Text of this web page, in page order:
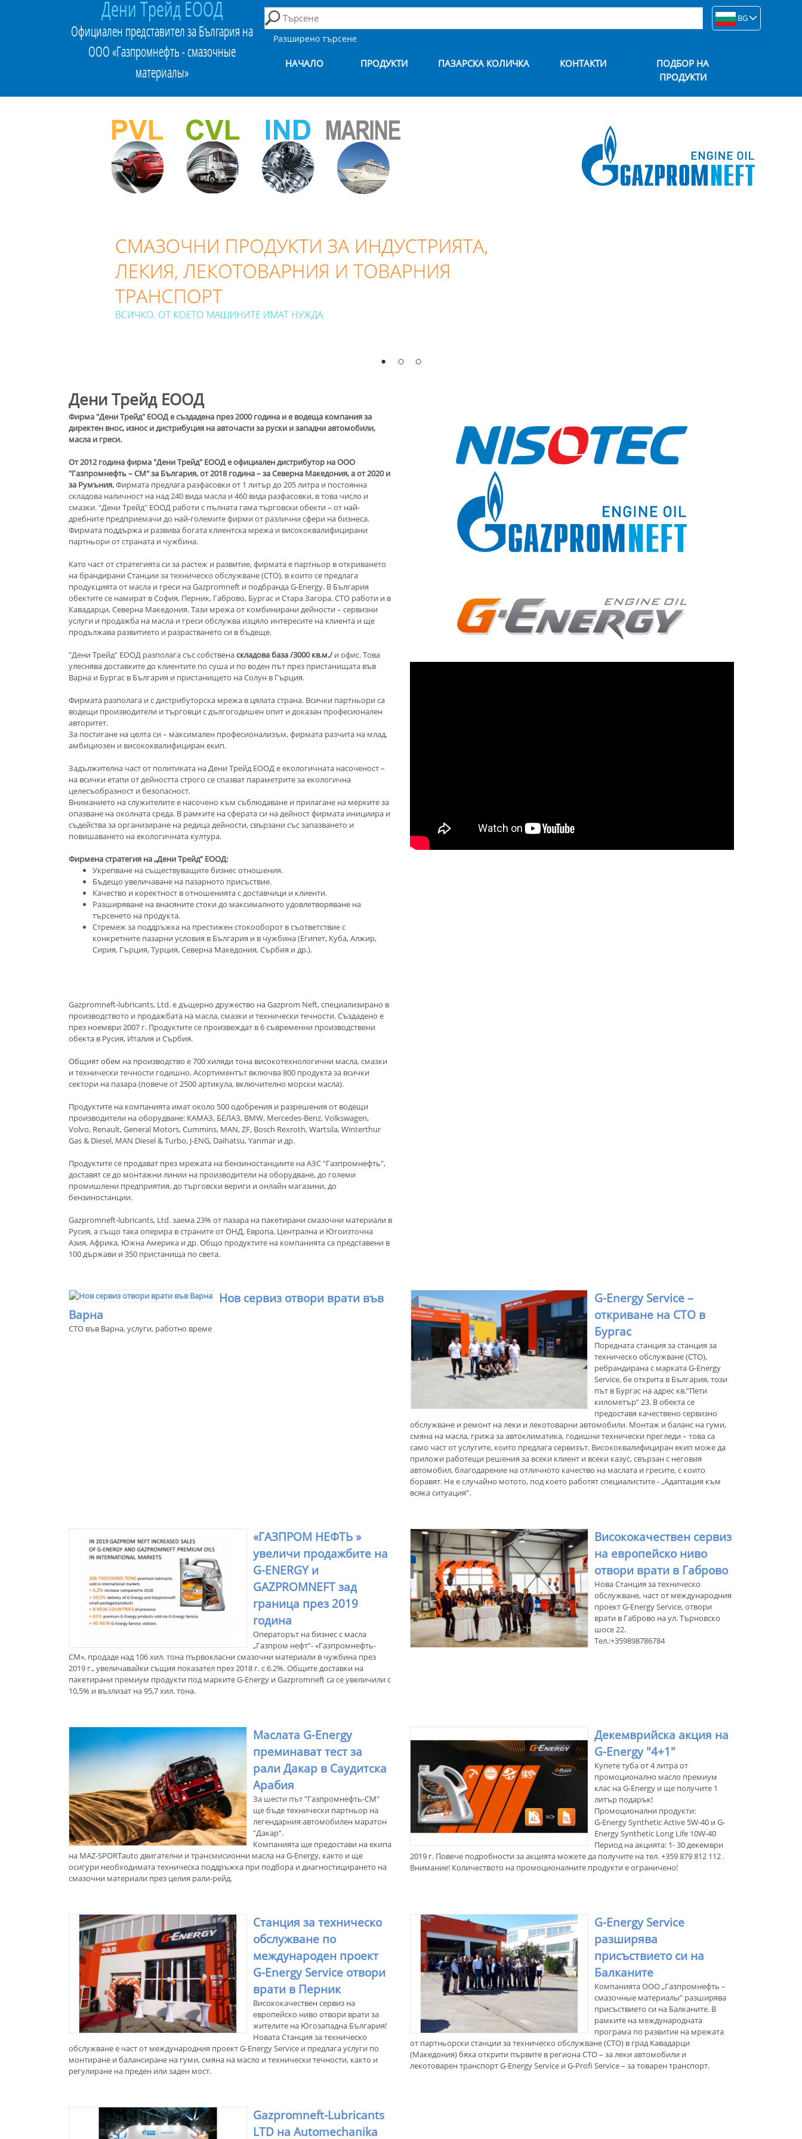
Дени Трейд ЕООД
Официален представител за България на
ООО «Газпромнефть - смазочные
материалы»
BG
Разширено търсене
НАЧАЛО ПРОДУКТИ ПАЗАРСКА КОЛИЧКА КОНТАКТИ
ПОДБОР НА
ПРОДУКТИ
СМАЗОЧНИ ПРОДУКТИ ЗА ИНДУСТРИЯТА,
ЛЕКИЯ, ЛЕКОТОВАРНИЯ И ТОВАРНИЯ
ТРАНСПОРТ
ВСИЧКО, ОТ КОЕТО МАШИНИТЕ ИМАТ НУЖДА
Премиум продукти, подходящи за
екстремните натоварвания
Дени Трейд ЕООД
Фирма "Дени Трейд" ЕООД е създадена през 2000 година и е водеща компания за
директен внос, износ и дистрибуция на авточасти за руски и западни автомобили,
масла и греси.
От 2012 година фирма "Дени Трейд" ЕООД е официален дистрибутор на ООО
"Газпромнефть – СМ" за България, от 2018 година – за Северна Македония, а от 2020 и
за Румъния.Фирмата предлага разфасовки от 1 литър до 205 литра и постоянна
складова наличност на над 240 вида масла и 460 вида разфасовки, в това число и
смазки. "Дени Трейд" ЕООД работи с пълната гама търговски обекти – от най-
дребните предприемачи до най-големите фирми от различни сфери на бизнеса.
Фирмата поддържа и развива богата клиентска мрежа и висококвалифицирани
партньори от страната и чужбина.
Като част от стратегията си за растеж и развитие, фирмата е партньор в откриването
на брандирани Станции за техническо обслужване (СТО), в които се предлага
продукцията от масла и греси на Gazpromneft и подбранда G-Energy. В България
обектите се намират в София, Перник, Габрово, Бургас и Стара Загора. СТО работи и в
Кавадарци, Северна Македония. Тази мрежа от комбинирани дейности – сервизни
услуги и продажба на масла и греси обслужва изцяло интересите на клиента и ще
продължава развитието и разрастването си в бъдеще.
"Дени Трейд" ЕООД разполага със собственаскладова база /3000 кв.м./и офис. Това
улеснява доставките до клиентите по суша и по воден път през пристанищата във
Варна и Бургас в България и пристанището на Солун в Гърция.
Фирмата разполага и с дистрибуторска мрежа в цялата страна. Всички партньори са
водещи производители и търговци с дългогодишен опит и доказан професионален
авторитет.
За постигане на целта си – максимален професионализъм, фирмата разчита на млад,
амбициозен и висококвалифициран екип.
Задължителна част от политиката на Дени Трейд ЕООД е екологичната насоченост –
на всички етапи от дейността строго се спазват параметрите за екологична
целесъобразност и безопасност.
Вниманието на служителите е насочено към съблюдаване и прилагане на мерките за
опазване на околната среда. В рамките на сферата си на дейност фирмата инициира и
съдейства за организиране на редица дейности, свързани със запазването и
повишаването на екологичната култура.
Фирмена стратегия на „Дени Трейд” ЕООД:
Укрепване на съществуващите бизнес отношения.
Бъдещо увеличаване на пазарното присъствие.
Качество и коректност в отношенията с доставчици и клиенти.
Разширяване на внасяните стоки до максималното удовлетворяване на
търсенето на продукта.
Стремеж за поддръжка на престижен стокооборот в съответствие с
конкретните пазарни условия в България и в чужбина (Египет, Куба, Алжир,
Сирия, Гърция, Турция, Северна Македония, Сърбия и др.).
Gazpromneft-lubricants, Ltd. е дъщерно дружество на Gazprom Neft, специализирано в
производството и продажбата на масла, смазки и технически течности. Създадено е
през ноември 2007 г. Продуктите се произвеждат в 6 съвременни производствени
обекта в Русия, Италия и Сърбия.
Общият обем на производство е 700 хиляди тона високотехнологични масла, смазки
и технически течности годишно. Асортиментът включва 800 продукта за всички
сектори на пазара (повече от 2500 артикула, включително морски масла).
Продуктите на компанията имат около 500 одобрения и разрешения от водещи
производители на оборудване: КАМАЗ, БЕЛАЗ, BMW, Mercedes-Benz, Volkswagen,
Volvo, Renault, General Motors, Cummins, MAN, ZF, Bosch Rexroth, Wartsila, Winterthur
Gas & Diesel, MAN Diesel & Turbo, J-ENG, Daihatsu, Yanmar и др.
Продуктите се продават през мрежата на бензиностанциите на АЗС "Газпромнефть",
доставят се до монтажни линии на производители на оборудване, до големи
промишлени предприятия, до търговски вериги и онлайн магазини, до
бензиностанции.
Gazpromneft-lubricants, Ltd. заема 23% от пазара на пакетирани смазочни материали в
Русия, а също така оперира в страните от ОНД, Европа, Централна и Югоизточна
Азия, Африка, Южна Америка и др. Общо продуктите на компанията са представени в
100 държави и 350 пристанища по света.
Нов сервиз отвори врати във
Варна
СТО във Варна, услуги, работно време
G-Energy Service –
откриване на СТО в
Бургас
Поредната станция за станция за
техническо обслужване (СТО),
ребрандирана с марката G-Energy
Service, бе открита в България, този
път в Бургас на адрес кв.”Пети
километър” 23. В обекта се
предоставя качествено сервизно
обслужване и ремонт на леки и лекотоварни автомобили. Монтаж и баланс на гуми,
смяна на масла, грижа за автоклиматика, годишни технически прегледи – това са
само част от услугите, които предлага сервизът. Висококвалифициран екип може да
приложи работещи решения за всеки клиент и всеки казус, свързан с неговия
автомобил, благодарение на отличното качество на маслата и гресите, с които
боравят. Не е случайно мотото, под което работят специалистите - „Адаптация към
всяка ситуация”.
«ГАЗПРОМ НЕФТЬ »
увеличи продажбите на
G-ENERGY и
GAZPROMNEFT зад
граница през 2019
година
Операторът на бизнес с масла
„Газпром нефт“- «Газпромнефть-
СМ», продаде над 106 хил. тона първокласни смазочни материали в чужбина през
2019 г., увеличавайки същия показател през 2018 г. с 6.2%. Общите доставки на
пакетирани премиум продукти под марките G-Energy и Gazpromneft са се увеличили с
10,5% и възлизат на 95,7 хил. тона.
Висококачествен сервиз
на европейско ниво
отвори врати в Габрово
Нова Станция за техническо
обслужване, част от международния
проект G-Energy Service, отвори
врати в Габрово на ул. Търновско
шосе 22.
Тел.:+359898786784
Маслата G-Energy
преминават тест за
рали Дакар в Саудитска
Арабия
За шести път "Газпромнефть-СМ"
ще бъде технически партньор на
легендарния автомобилен маратон
"Дакар".
Компанията ще предостави на екипа
на MAZ-SPORTauto двигателни и трансмисионни масла на G-Energy, както и ще
осигури необходимата техническа поддръжка при подбора и диагностицирането на
смазочни материали през целия рали-рейд.
Декемврийска акция на
G-Energy "4+1"
Купете туба от 4 литра от
промоционално масло премиум
клас на G-Energy и ще получите 1
литър подарък!
Промоционални продукти:
G-Energy Synthetic Active 5W-40 и G-
Energy Synthetic Long Life 10W-40
Период на акцията: 1- 30 декември
2019 г. Повече подробности за акцията можете да получите на тел. +359 879 812 112 .
Внимание! Количеството на промоционалните продукти е ограничено!
Станция за техническо
обслужване по
международен проект
G-Energy Service отвори
врати в Перник
Висококачествен сервиз на
европейско ниво отвори врати за
жителите на Югозападна България!
Новата Станция за техническо
обслужване е част от международния проект G-Energy Service и предлага услуги по
монтиране и балансиране на гуми, смяна на масло и технически течности, както и
регулиране на преден или заден мост.
G-Energy Service
разширява
присъствието си на
Балканите
Компанията ООО „Газпромнефть –
смазочные материалы” разширява
присъствието си на Балканите. В
рамките на международната
програма по развитие на мрежата
от партньорски станции за техническо обслужване (СТО) в град Кавадарци
(Македония) бяха открити първите в региона СТО – за леки автомобили и
лекотоварен транспорт G-Energy Service и G-Profi Service – за товарен транспорт.
Gazpromneft-Lubricants
LTD на Automechanika